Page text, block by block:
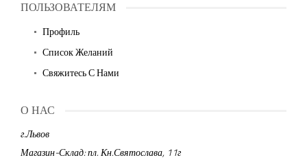
ПОЛЬЗОВАТЕЛЯМ
Профиль
Список Желаний
Свяжитесь С Нами
О НАС
г.Львов
Магазин-Склад: пл. Кн.Святослава, 11г